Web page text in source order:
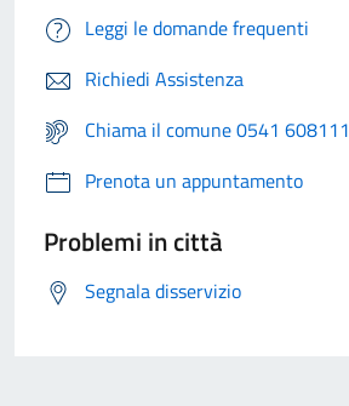
Leggi le domande frequenti
Richiedi Assistenza
Chiama il comune 0541 608111
Prenota un appuntamento
Problemi in città
Segnala disservizio